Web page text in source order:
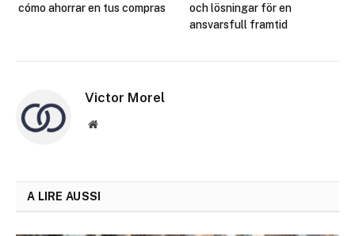
cómo ahorrar en tus compras
och lösningar för en
ansvarsfull framtid
Victor Morel
Site
A LIRE AUSSI